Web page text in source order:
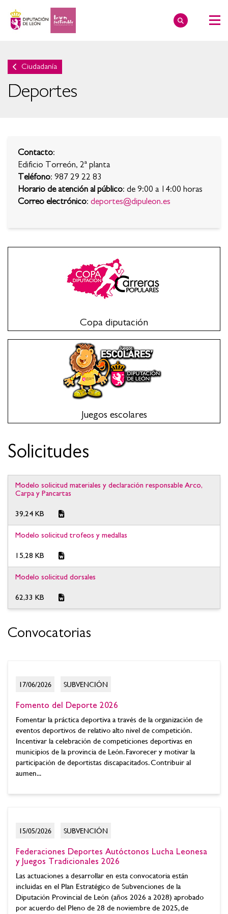
Ciudadanía
Deportes
Contacto:
Edificio Torreón, 2ª planta
Teléfono: 987 29 22 83
Horario de atención al público: de 9:00 a 14:00 horas
Correo electrónico: deportes@dipuleon.es
Copa diputación
Juegos escolares
Solicitudes
Modelo solicitud materiales y declaración responsable Arco,
Carpa y Pancartas
39,24 KB
Modelo solicitud trofeos y medallas
15,28 KB
Modelo solicitud dorsales
62,33 KB
Convocatorias
17/06/2026 SUBVENCIÓN
Fomento del Deporte 2026
Fomentar la práctica deportiva a través de la organización de
eventos deportivos de relativo alto nivel de competición.
Incentivar la celebración de competiciones deportivas en
municipios de la provincia de León. Favorecer y motivar la
participación de deportistas discapacitados. Contribuir al
aumen...
15/05/2026 SUBVENCIÓN
Federaciones Deportes Autóctonos Lucha Leonesa
y Juegos Tradicionales 2026
Las actuaciones a desarrollar en esta convocatoria están
incluidas en el Plan Estratégico de Subvenciones de la
Diputación Provincial de León (años 2026 a 2028) aprobado
por acuerdo del Pleno de 28 de noviembre de 2025, de